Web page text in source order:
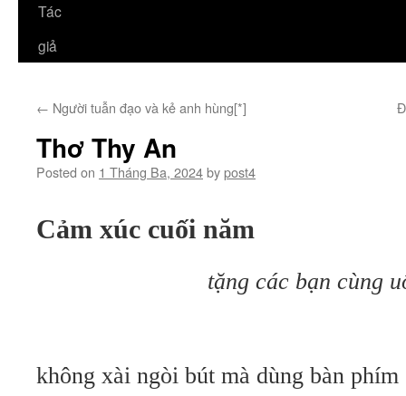
Tác
giả
← Người tuẫn đạo và kẻ anh hùng[*]
Thơ Thy An
Posted on 1 Tháng Ba, 2024bypost4
Cảm xúc cuối năm
tặng các bạn cùng
không xài ngòi bút mà dùng bàn phím